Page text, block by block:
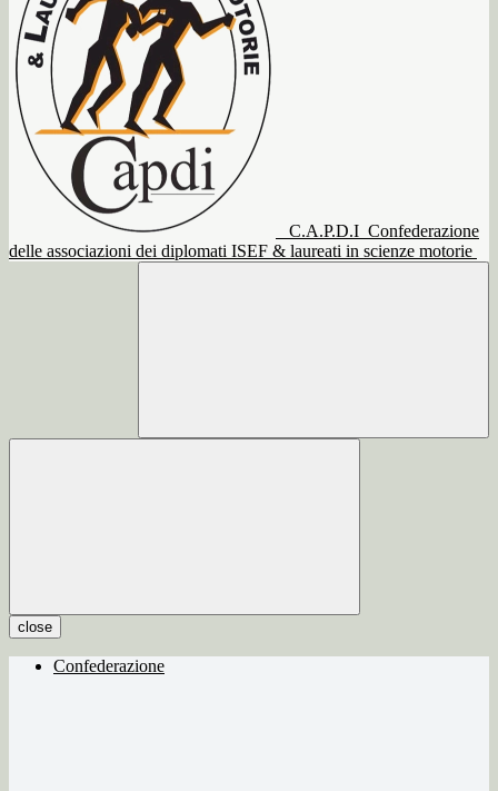
C.A.P.D.I Confederazione
delle associazioni dei diplomati ISEF & laureati in scienze motorie
close
Confederazione